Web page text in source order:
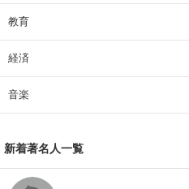
教育
経済
音楽
新着著名人一覧